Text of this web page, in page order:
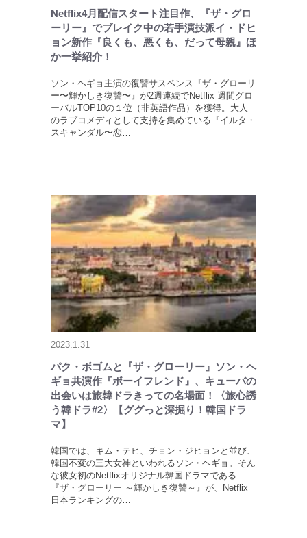
Netflix4月配信スタート注目作、『ザ・グロ
ーリー』でブレイク中の若手演技派イ・ドヒ
ョン新作『良くも、悪くも、だって母親』ほ
か一挙紹介！
ソン・ヘギョ主演の復讐サスペンス『ザ・グローリ
ー〜輝かしき復讐〜』が2週連続でNetflix 週間グロ
ーバルTOP10の１位（非英語作品）を獲得。大人
のラブコメディとして支持を集めている『イルタ・
スキャンダル〜恋…
2023.1.31
パク・ボゴムと『ザ・グローリー』ソン・ヘ
ギョ共演作『ボーイフレンド』、キューバの
出会いは旅韓ドラきっての名場面！〈旅心誘
う韓ドラ#2〉【ググっと深掘り！韓国ドラ
マ】
韓国では、キム・テヒ、チョン・ジヒョンと並び、
韓国不変の三大女神といわれるソン・ヘギョ。そん
な彼女初のNetflixオリジナル韓国ドラマである
『ザ・グローリー ～輝かしき復讐～』が、Netflix
日本ランキングの…